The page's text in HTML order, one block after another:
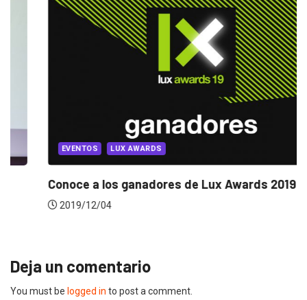
LUX AWARDS
a los ganadores de Lux Awards 2019
2019/12/04
Deja un comentario
You must be logged in to post a comment.